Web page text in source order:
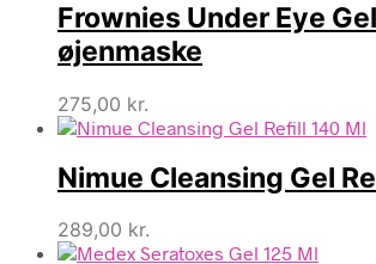
Frownies Under Eye Gel
øjenmaske
275,00 kr.
Nimue Cleansing Gel
289,00 kr.